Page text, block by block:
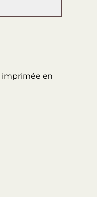
imprimée en